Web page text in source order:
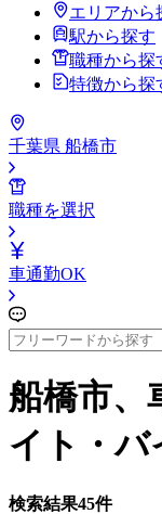
エリアから
駅から探す
職種から探
特徴から探
千葉県 船橋市
職種を選択
車通勤OK
船橋市、
イト・バ
検索結果45件